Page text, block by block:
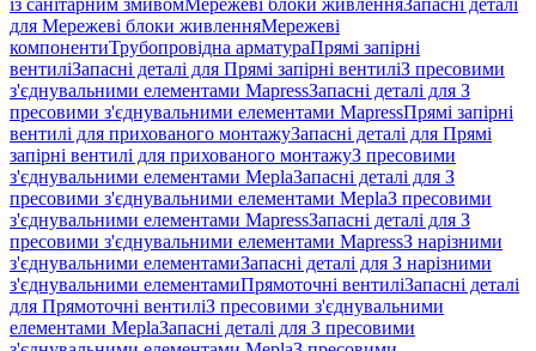
із санітарним змивомМережеві блоки живленняЗапасні деталі
для Мережеві блоки живленняМережеві
компонентиТрубопровідна арматураПрямі запірні
вентиліЗапасні деталі для Прямі запірні вентиліЗ пресовими
з'єднувальними елементами MapressЗапасні деталі для З
пресовими з'єднувальними елементами MapressПрямі запірні
вентилі для прихованого монтажуЗапасні деталі для Прямі
запірні вентилі для прихованого монтажуЗ пресовими
з'єднувальними елементами MeplaЗапасні деталі для З
пресовими з'єднувальними елементами MeplaЗ пресовими
з'єднувальними елементами MapressЗапасні деталі для З
пресовими з'єднувальними елементами MapressЗ нарізними
з'єднувальними елементамиЗапасні деталі для З нарізними
з'єднувальними елементамиПрямоточні вентиліЗапасні деталі
для Прямоточні вентиліЗ пресовими з'єднувальними
елементами MeplaЗапасні деталі для З пресовими